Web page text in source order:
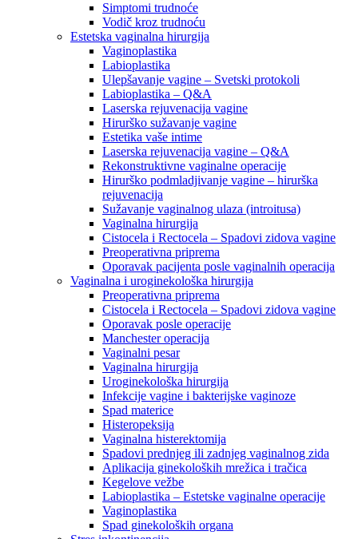
Simptomi trudnoće
Vodič kroz trudnoću
Estetska vaginalna hirurgija
Vaginoplastika
Labioplastika
Ulepšavanje vagine – Svetski protokoli
Labioplastika – Q&A
Laserska rejuvenacija vagine
Hirurško sužavanje vagine
Estetika vaše intime
Laserska rejuvenacija vagine – Q&A
Rekonstruktivne vaginalne operacije
Hirurško podmladjivanje vagine – hirurška
rejuvenacija
Sužavanje vaginalnog ulaza (introitusa)
Vaginalna hirurgija
Cistocela i Rectocela – Spadovi zidova vagine
Preoperativna priprema
Oporavak pacijenta posle vaginalnih operacija
Vaginalna i uroginekološka hirurgija
Preoperativna priprema
Cistocela i Rectocela – Spadovi zidova vagine
Oporavak posle operacije
Manchester operacija
Vaginalni pesar
Vaginalna hirurgija
Uroginekološka hirurgija
Infekcije vagine i bakterijske vaginoze
Spad materice
Histeropeksija
Vaginalna histerektomija
Spadovi prednjeg ili zadnjeg vaginalnog zida
Aplikacija ginekoloških mrežica i tračica
Kegelove vežbe
Labioplastika – Estetske vaginalne operacije
Vaginoplastika
Spad ginekoloških organa